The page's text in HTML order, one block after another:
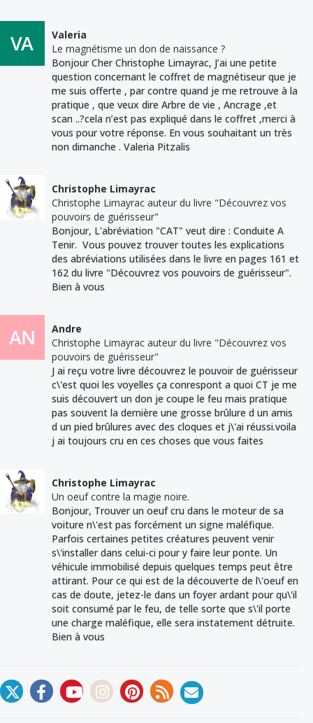
Valeria
Le magnétisme un don de naissance ?
Bonjour Cher Christophe Limayrac, J’ai une petite
question concernant le coffret de magnétiseur que je
me suis offerte , par contre quand je me retrouve à la
pratique , que veux dire Arbre de vie , Ancrage ,et
scan ..?cela n’est pas expliqué dans le coffret ,merci à
vous pour votre réponse. En vous souhaitant un très
non dimanche . Valeria Pitzalis
Christophe Limayrac
Christophe Limayrac auteur du livre "Découvrez vos
pouvoirs de guérisseur"
Bonjour, L'abréviation "CAT" veut dire : Conduite A
Tenir. Vous pouvez trouver toutes les explications
des abréviations utilisées dans le livre en pages 161 et
162 du livre "Découvrez vos pouvoirs de guérisseur".
Bien à vous
Andre
Christophe Limayrac auteur du livre "Découvrez vos
pouvoirs de guérisseur"
J ai reçu votre livre découvrez le pouvoir de guérisseur
c\'est quoi les voyelles ça conrespont a quoi CT je me
suis découvert un don je coupe le feu mais pratique
pas souvent la dernière une grosse brûlure d un amis
d un pied brûlures avec des cloques et j\'ai réussi.voila
j ai toujours cru en ces choses que vous faites
Christophe Limayrac
Un oeuf contre la magie noire.
Bonjour, Trouver un oeuf cru dans le moteur de sa
voiture n\'est pas forcément un signe maléfique.
Parfois certaines petites créatures peuvent venir
s\'installer dans celui-ci pour y faire leur ponte. Un
véhicule immobilisé depuis quelques temps peut être
attirant. Pour ce qui est de la découverte de l\'oeuf en
cas de doute, jetez-le dans un foyer ardant pour qu\'il
soit consumé par le feu, de telle sorte que s\'il porte
une charge maléfique, elle sera instatement détruite.
Bien à vous